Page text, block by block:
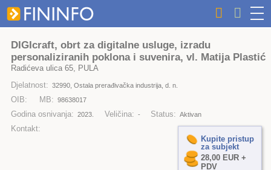
DIGIcraft, obrt za digitalne usluge, izradu
personaliziranih poklona i suvenira, vl. Matija Plastić
Radićeva ulica 65, PULA
Djelatnost: 32990, Ostala prerađivačka industrija, d. n.
OIB: MB: 98638017
Godina osnivanja: 2023. Veličina: - Status: Aktivan
Kontakt:
Kupite pristup
za subjekt
28,00 EUR +
PDV